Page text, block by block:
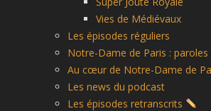
Vies de Médiévaux
Les épisodes réguliers
Notre-Dame de Paris :
Au cœur de Notre-Dame de
Les news du podcast
Les épisodes retranscrits